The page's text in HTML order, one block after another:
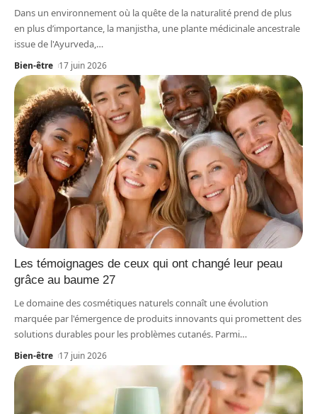
Dans un environnement où la quête de la naturalité prend de plus
en plus d’importance, la manjistha, une plante médicinale ancestrale
issue de l'Ayurveda,…
Bien-être 17 juin 2026
Les témoignages de ceux qui ont changé leur peau
grâce au baume 27
Le domaine des cosmétiques naturels connaît une évolution
marquée par l'émergence de produits innovants qui promettent des
solutions durables pour les problèmes cutanés. Parmi…
Bien-être 17 juin 2026